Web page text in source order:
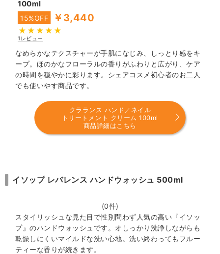
100ml
15%OFF ￥3,440
1レビュー
なめらかなテクスチャーが手肌になじみ、しっとり感をキ
ープ。ほのかなフローラルの香りがふわりと広がり、ケア
の時間を穏やかに彩ります。シェアコスメ初心者のお二人
でも使いやす商品です。
クラランス ハンド／ネイル
トリートメント クリーム 100ml
商品詳細はこちら
イソップ レバレンス ハンドウォッシュ 500ml
(0件)
スタイリッシュな見た目で性別問わず人気の高い『イソッ
プ』のハンドウォッシュです。オしっかり洗浄しながらも
乾燥しにくいマイルドな洗い心地。洗い終わってもフルー
ティーな香りが続きます。